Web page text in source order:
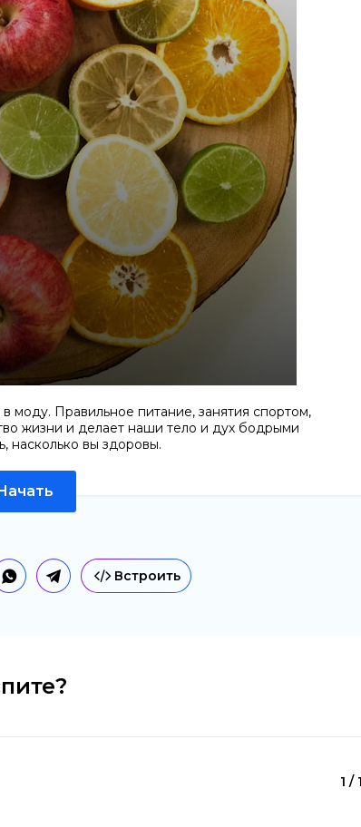
Правильное питание, занятия спортом,
жизни и делает наши тело и дух бодрыми
насколько вы здоровы.
Встроить
1 /